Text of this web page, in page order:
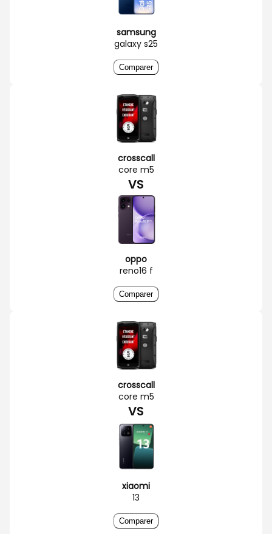
samsung
galaxy s25
Comparer
crosscall
core m5
VS
oppo
reno16 f
Comparer
crosscall
core m5
VS
xiaomi
13
Comparer